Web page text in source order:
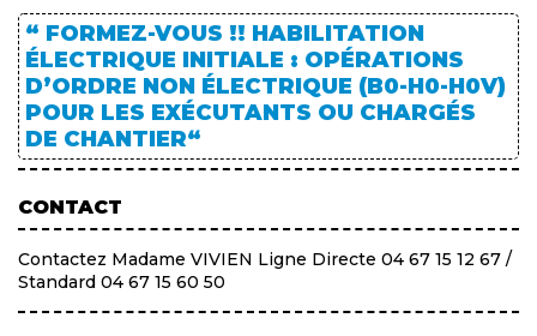
“ FORMEZ-VOUS !! HABILITATION
ÉLECTRIQUE INITIALE : OPÉRATIONS
D’ORDRE NON ÉLECTRIQUE (B0-H0-H0V)
POUR LES EXÉCUTANTS OU CHARGÉS
DE CHANTIER“
CONTACT
Contactez Madame VIVIEN Ligne Directe 04 67 15 12 67 /
Standard 04 67 15 60 50